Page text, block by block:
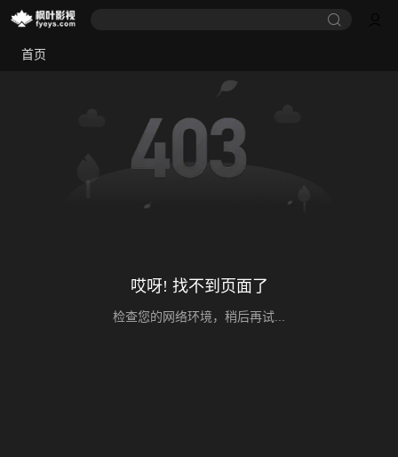
首页
哎呀! 找不到页面了
检查您的网络环境，稍后再试...